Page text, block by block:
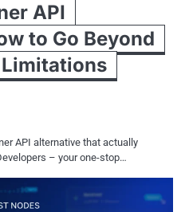
API
to Go Beyond
Limitations
API alternative that actually
– your one-stop…